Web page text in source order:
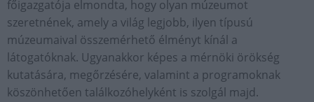
főigazgatója elmondta, hogy olyan múzeumot
szeretnének, amely a világ legjobb, ilyen típusú
múzeumaival összemérhető élményt kínál a
látogatóknak. Ugyanakkor képes a mérnöki örökség
kutatására, megőrzésére, valamint a programoknak
köszönhetően találkozóhelyként is szolgál majd.